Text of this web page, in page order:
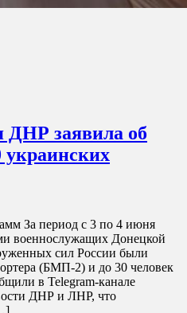
ДНР заявила об
украинских
За период с 3 по 4 июня
военнослужащих Донецкой
сил России были
(БМП-2) и до 30 человек
в Telegram-канале
ДНР и ЛНР, что